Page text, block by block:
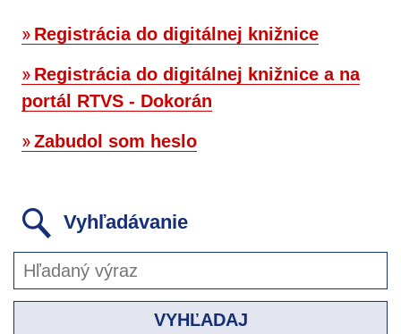
Registrácia do digitálnej knižnice
Registrácia do digitálnej knižnice a na
portál RTVS - Dokorán
Zabudol som heslo
Vyhľadávanie
VYHĽADAJ